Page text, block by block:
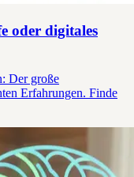
oder digitales
Der große
Erfahrungen. Finde